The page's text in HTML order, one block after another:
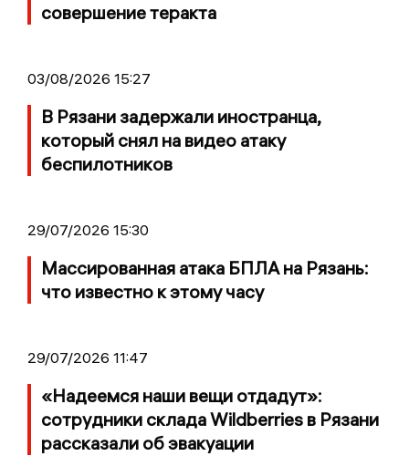
совершение теракта
03/08/2026 15:27
В Рязани задержали иностранца,
который снял на видео атаку
беспилотников
29/07/2026 15:30
Массированная атака БПЛА на Рязань:
что известно к этому часу
29/07/2026 11:47
«Надеемся наши вещи отдадут»:
сотрудники склада Wildberries в Рязани
рассказали об эвакуации